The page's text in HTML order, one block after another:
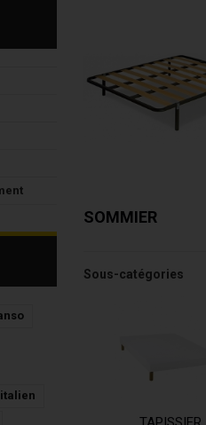
italien
SOMMIER
Sous-catégories